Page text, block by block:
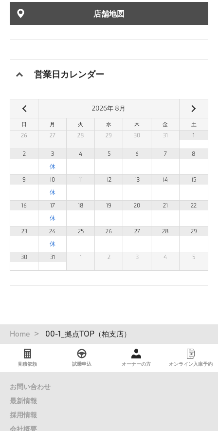
店舗地図
営業日カレンダー
2026年 8月
日 月 火 水 木 金
土
26
27 28 29 30 31 1
2 3 4 5 6 7 8
9 10 11 12 13 14 15
16 17 18 19 20 21 22
23 24 25 26 27 28 29
30 31 1 2 3 4 5
パ
ン
Home 00-1_拠点TOP（柏支店）
見積依頼 試乗申込 オーナーの方 オンライン入庫予約
お問い合わせ
最新情報
採用情報
会社概要